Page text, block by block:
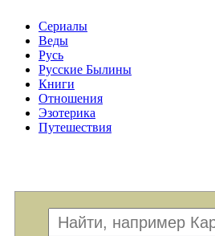
Сериалы
Веды
Русь
Русские Былины
Книги
Отношения
Эзотерика
Путешествия